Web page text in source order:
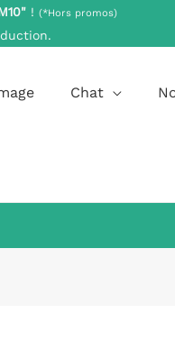
! (*Hors promos)
Chat